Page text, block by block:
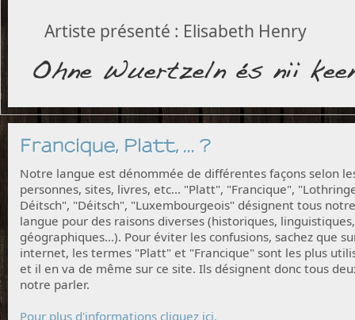
Artiste présenté : Elisabeth Henry
Francique, Platt, ... ?
Notre langue est dénommée de différentes façons selon
personnes, sites, livres, etc... "Platt", "Francique",
Déitsch", "Déitsch", "Luxembourgeois" désignent tous notre
langue pour des raisons diverses (historiques, linguistiques,
géographiques...). Pour éviter les confusions, sachez que
internet, les termes "Platt" et "Francique" sont les plus
et il en va de même sur ce site. Ils désignent donc tous
notre parler.
Pour plus d'informations cliquez ici.